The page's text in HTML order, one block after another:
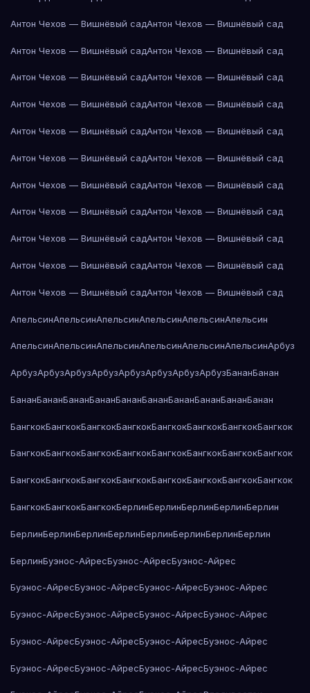
Антон Чехов — Вишнёвый садАнтон Чехов — Вишнёвый сад
Антон Чехов — Вишнёвый садАнтон Чехов — Вишнёвый сад
Антон Чехов — Вишнёвый садАнтон Чехов — Вишнёвый сад
Антон Чехов — Вишнёвый садАнтон Чехов — Вишнёвый сад
Антон Чехов — Вишнёвый садАнтон Чехов — Вишнёвый сад
Антон Чехов — Вишнёвый садАнтон Чехов — Вишнёвый сад
Антон Чехов — Вишнёвый садАнтон Чехов — Вишнёвый сад
Антон Чехов — Вишнёвый садАнтон Чехов — Вишнёвый сад
Антон Чехов — Вишнёвый садАнтон Чехов — Вишнёвый сад
Антон Чехов — Вишнёвый садАнтон Чехов — Вишнёвый сад
Антон Чехов — Вишнёвый садАнтон Чехов — Вишнёвый сад
АпельсинАпельсинАпельсинАпельсинАпельсинАпельсин
АпельсинАпельсинАпельсинАпельсинАпельсинАпельсинАрбуз
АрбузАрбузАрбузАрбузАрбузАрбузАрбузАрбузБананБанан
БананБананБананБананБананБананБананБананБананБанан
БангкокБангкокБангкокБангкокБангкокБангкокБангкокБангкок
БангкокБангкокБангкокБангкокБангкокБангкокБангкокБангкок
БангкокБангкокБангкокБангкокБангкокБангкокБангкокБангкок
БангкокБангкокБангкокБерлинБерлинБерлинБерлинБерлин
БерлинБерлинБерлинБерлинБерлинБерлинБерлинБерлин
БерлинБуэнос-АйресБуэнос-АйресБуэнос-Айрес
Буэнос-АйресБуэнос-АйресБуэнос-АйресБуэнос-Айрес
Буэнос-АйресБуэнос-АйресБуэнос-АйресБуэнос-Айрес
Буэнос-АйресБуэнос-АйресБуэнос-АйресБуэнос-Айрес
Буэнос-АйресБуэнос-АйресБуэнос-АйресБуэнос-Айрес